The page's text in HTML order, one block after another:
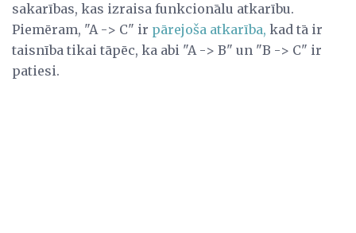
sakarības, kas izraisa funkcionālu atkarību.
Piemēram, "A -> C" ir pārejoša atkarība, kad tā ir
taisnība tikai tāpēc, ka abi "A -> B" un "B -> C" ir
patiesi.